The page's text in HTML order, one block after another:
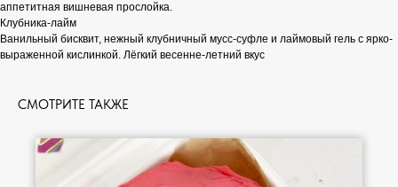
аппетитная вишневая прослойка.
Клубника-лайм
Ванильный бисквит, нежный клубничный мусс-суфле и лаймовый гель с ярко-
выраженной кислинкой. Лёгкий весенне-летний вкус
СМОТРИТЕ ТАКЖЕ